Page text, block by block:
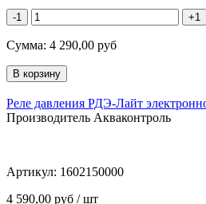
-1 +1
Сумма: 4 290,00 руб
Реле давления РДЭ-Лайт
Производитель Акваконтроль
Артикул: 1602150000
4 590,00 руб / шт